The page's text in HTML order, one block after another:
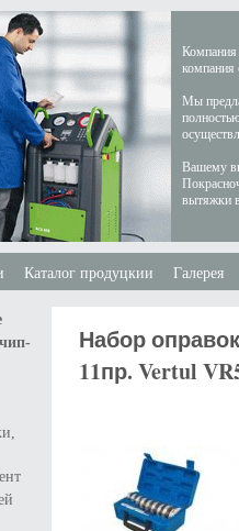
Компания
компания
Мы
Вашему
вытяжки
Каталог продуцкии Галерея
Набор
11пр. Vertul